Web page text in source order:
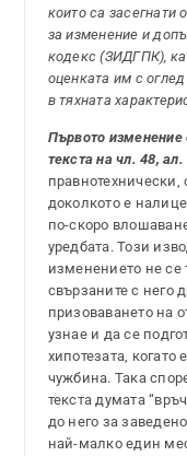
които са засегнати
за изменение и
кодекс (ЗИДГПК),
оценката им с
в тяхната
Първото
текста на чл. 48,
доколкото е
по-скоро
уредбата. Този
изменението не се
свързаните с него
призоваването на
узнае и да се
хипотезата, когато
чужбина. Така
текста думата
до него за
най-малко един